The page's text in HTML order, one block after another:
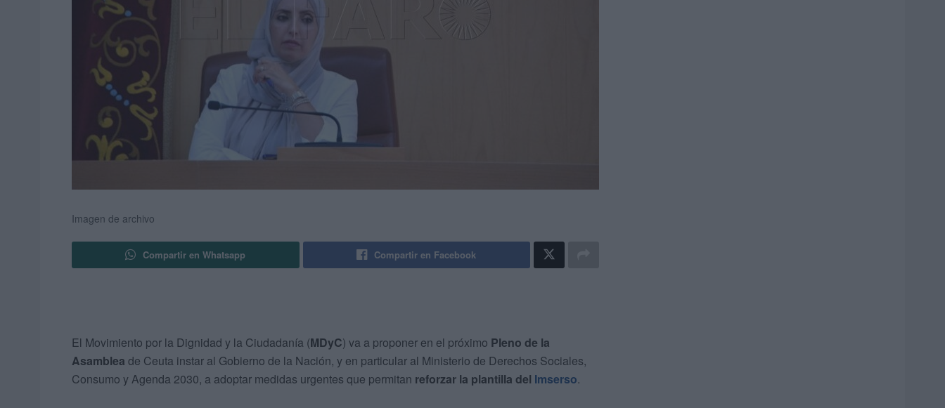
Imagen de archivo
Compartir en Whatsapp Compartir en Facebook
El Movimiento por la Dignidad y la Ciudadanía (MDyC) va a proponer en el próximo Pleno de la
Asamblea de Ceuta instar al Gobierno de la Nación, y en particular al Ministerio de Derechos Sociales,
Consumo y Agenda 2030, a adoptar medidas urgentes que permitan reforzar la plantilla del Imserso.